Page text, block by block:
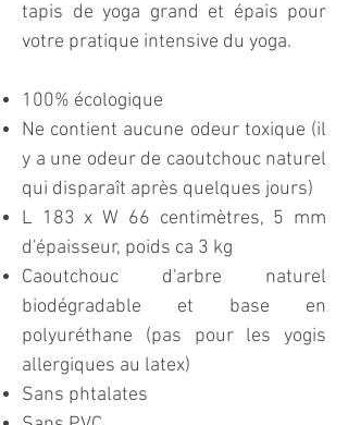
tapis de yoga grand et épais pour
votre pratique intensive du yoga.
100% écologique
Ne contient aucune odeur toxique (il
y a une odeur de caoutchouc naturel
qui disparaît après quelques jours)
L 183 x W 66 centimètres, 5 mm
d'épaisseur, poids ca 3 kg
Caoutchouc d'arbre naturel
biodégradable et base en
polyuréthane (pas pour les yogis
allergiques au latex)
Sans phtalates